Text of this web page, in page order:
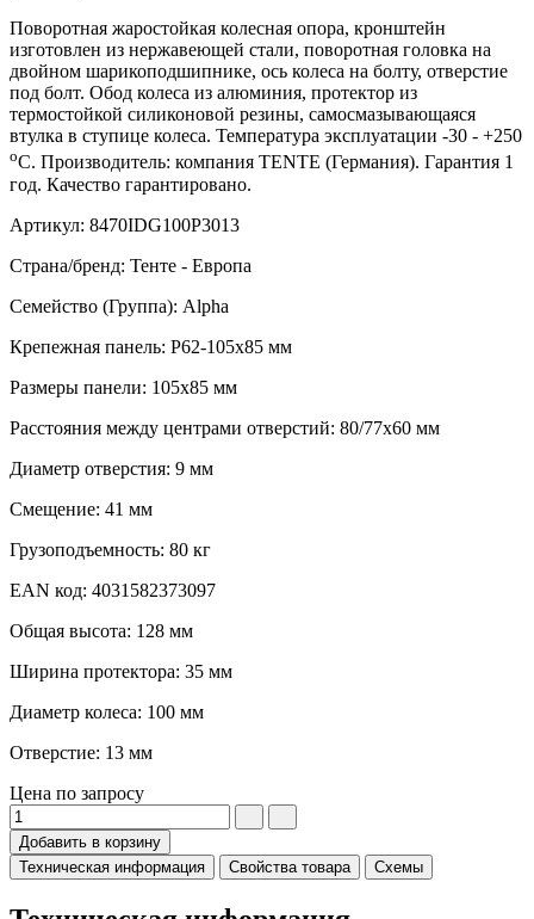
Поворотная жаростойкая колесная опора, кронштейн
изготовлен из нержавеющей стали, поворотная головка на
двойном шарикоподшипнике, ось колеса на болту, отверстие
под болт. Обод колеса из алюминия, протектор из
термостойкой силиконовой резины, самосмазывающаяся
втулка в ступице колеса. Температура эксплуатации -30 - +250
оС. Производитель: компания TENTE (Германия). Гарантия 1
год. Качество гарантировано.
Артикул: 8470IDG100P3013
Страна/бренд: Тенте - Европа
Семейство (Группа): Alpha
Крепежная панель: P62-105x85 мм
Размеры панели: 105x85 мм
Расстояния между центрами отверстий: 80/77x60 мм
Диаметр отверстия: 9 мм
Смещение: 41 мм
Грузоподъемность: 80 кг
EAN код: 4031582373097
Общая высота: 128 мм
Ширина протектора: 35 мм
Диаметр колеса: 100 мм
Отверстие: 13 мм
Цена по запросу
Добавить в корзину
Техническая информация
Свойства товара Схемы